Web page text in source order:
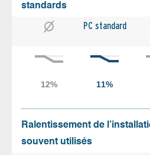
standards
PC standard
Ralentissement de
souvent utilisés